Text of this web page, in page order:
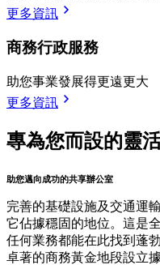
更多資訊
商務行政服務
助您事業發展得更遠更大
更多資訊
專為您而設的靈
助您邁向成功的共享辦公室
完善的基礎設施及交通運
它佔據穩固的地位。這是
任何業務都能在此找到蓬
卓著的商務黃金地段設立